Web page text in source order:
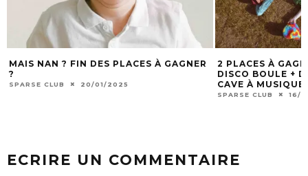
À GAGNER
2 PLACES À GAGNER POUR GROUMPF +
DISCO BOULE + DJ TAPIS TIGRE À LA
CAVE À MUSIQUE À MÂCON LE 21/12
ECRIRE UN COMMENTAIRE